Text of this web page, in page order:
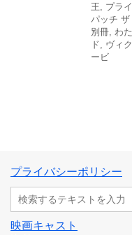
王
プラ
パッチ
別冊 わ
ド
ヴィ
ービ
プライバシーポリシー
映画キャスト